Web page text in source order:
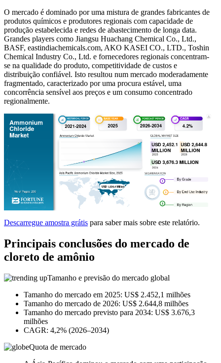
O mercado é dominado por uma mistura de grandes fabricantes de
produtos químicos e produtores regionais com capacidade de
produção estabelecida e redes de abastecimento de longa data.
Grandes players como Jiangsu Huachang Chemical Co., Ltd.,
BASF, eastindiachemicals.com, AKO KASEI CO., LTD., Toshin
Chemical Industry Co., Ltd. e fornecedores regionais concentram-
se na qualidade do produto, competitividade de custos e
distribuição confiável. Isto resultou num mercado moderadamente
fragmentado, caracterizado por uma procura estável, uma
concorrência sensível aos preços e um consumo concentrado
regionalmente.
Descarregue amostra grátis para saber mais sobre este relatório.
Principais conclusões do mercado de
cloreto de amônio
Tamanho e previsão do mercado global
Tamanho do mercado em 2025: US$ 2.452,1 milhões
Tamanho do mercado de 2026: US$ 2.644,8 milhões
Tamanho do mercado previsto para 2034: US$ 3.676,3
milhões
CAGR: 4,2% (2026–2034)
Quota de mercado